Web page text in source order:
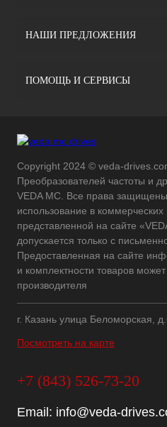
НАШИ ПРЕДЛОЖЕНИЯ
ПОМОЩЬ И СЕРВИСЫ
Copyright 2024 © veda-
Преобразователей частоты и
VEDA MC. Все права
использование в
представленной на сайте
допускается только с
Предоставленная на сайте
и комплектности товаров
производителя
г. Казань улица Беломорская,
Посмотреть на карте
+7 (843) 526-73-20
Email: info@veda-